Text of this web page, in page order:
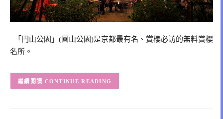
「円山公園」(圓山公園)是京都最有名、賞櫻必訪的無料賞櫻
名所。
CONTINUE READING